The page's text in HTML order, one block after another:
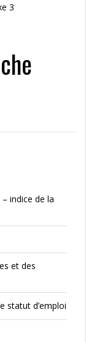
3
indice de la
et des
statut d’emploi